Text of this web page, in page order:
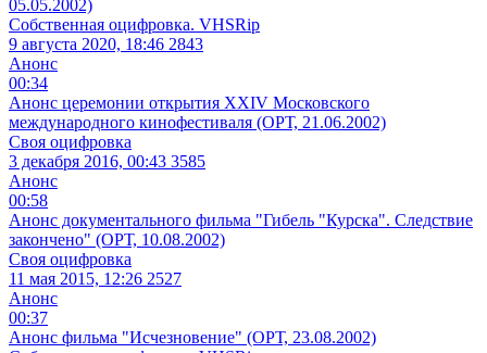
05.05.2002)
Собственная оцифровка. VHSRip
9 августа 2020, 18:46 2843
Анонс
00:34
Анонс церемонии открытия XXIV Московского
международного кинофестиваля (ОРТ, 21.06.2002)
Своя оцифровка
3 декабря 2016, 00:43 3585
Анонс
00:58
Анонс документального фильма "Гибель "Курска". Следствие
закончено" (ОРТ, 10.08.2002)
Своя оцифровка
11 мая 2015, 12:26 2527
Анонс
00:37
Анонс фильма "Исчезновение" (ОРТ, 23.08.2002)